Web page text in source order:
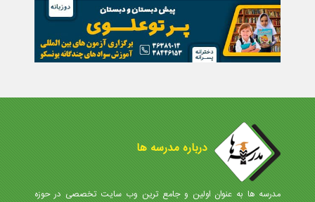
درباره مدرسه ها
مدرسه ها به عنوان اولین و جامع ترین وب سایت تخصصی در حوزه